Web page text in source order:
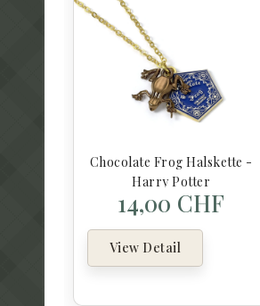
Chocolate Frog Halskette -
Harry Potter
14,00 CHF
View Detail